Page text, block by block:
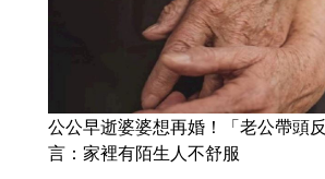
公公早逝婆婆想再婚！「老公帶頭
言：家裡有陌生人不舒服